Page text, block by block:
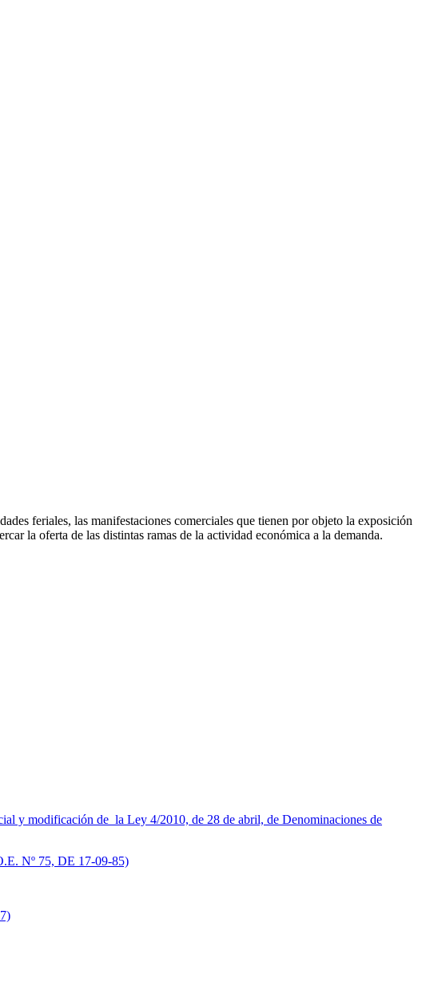
feriales, las manifestaciones comerciales que tienen por objeto la exposición
la oferta de las distintas ramas de la actividad económica a la demanda.
y modificación de la Ley 4/2010, de 28 de abril, de Denominaciones de
Nº 75, DE 17-09-85)